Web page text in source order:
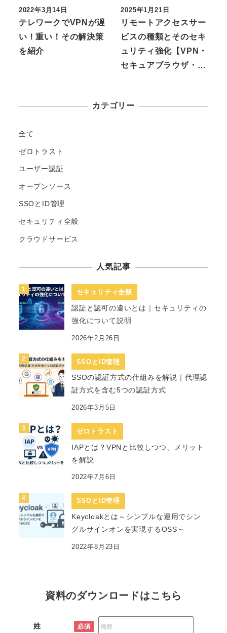
テレワークでVPNが遅
い！重い！その解決策
を紹介
2022年3月14日
リモートアクセスサー
ビスの種類とそのセキ
ュリティ強化【VPN・
セキュアブラウザ・…
2025年1月21日
カテゴリー
全て
ゼロトラスト
ユーザー認証
オープンソース
SSOとID管理
セキュリティ全般
クラウドサービス
人気記事
セキュリティ全般
認証と認可の違いとは｜セキュリティの
強化について説明
2026年2月26日
SSOとID管理
SSOの認証方式の仕組みを解説｜代理認
証方式を含む5つの認証方式
2026年3月5日
ゼロトラスト
IAPとは？VPNと比較しつつ、メリット
を解説
2022年7月6日
SSOとID管理
Keycloakとは～シンプルな運用でシン
グルサインオンを実現するOSS～
2022年8月23日
資料のダウンロードはこちら
姓 必須